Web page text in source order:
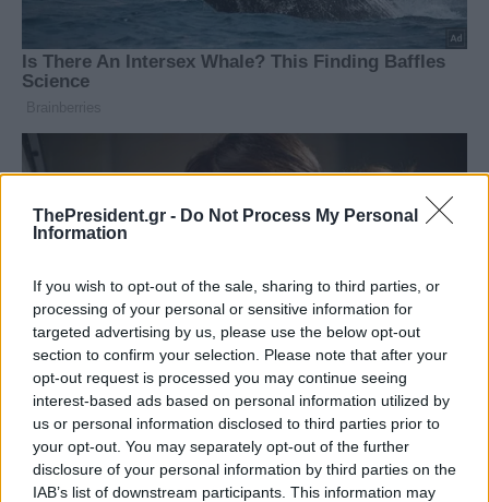
ThePresident.gr - Do Not Process My Personal
Information
If you wish to opt-out of the sale, sharing to third parties, or
processing of your personal or sensitive information for
targeted advertising by us, please use the below opt-out
section to confirm your selection. Please note that after your
opt-out request is processed you may continue seeing
interest-based ads based on personal information utilized by
us or personal information disclosed to third parties prior to
your opt-out. You may separately opt-out of the further
disclosure of your personal information by third parties on the
IAB’s list of downstream participants. This information may